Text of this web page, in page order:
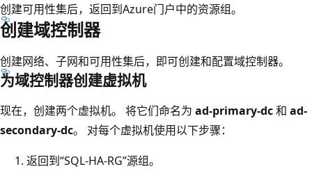
创建可用性集后，返回到Azure门户中的资源组。
创建域控制器
创建网络、子网和可用性集后，即可创建和配置域控制器。
为域控制器创建虚拟机
现在，创建两个虚拟机。 将它们命名为 ad-primary-dc和 ad-
secondary-dc。 对每个虚拟机使用以下步骤：
返回到“SQL-HA-RG”源组。